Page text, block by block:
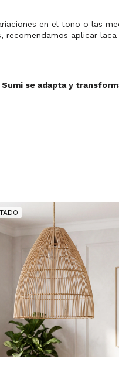
en el tono o las
recomendamos aplicar
se adapta y